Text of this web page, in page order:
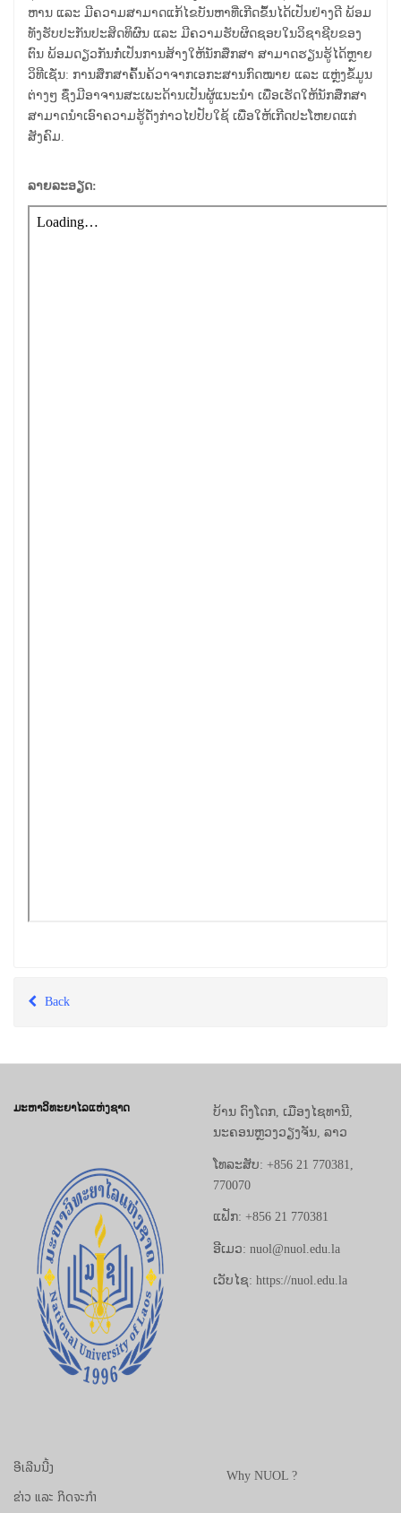
ຫານ ແລະ ມີຄວາມສາມາດແກ້ໄຂບັນຫາທີ່ເກີດຂຶ້ນໄດ້ເປັນຢ່າງດີ ພ້ອມ
ທັງຮັບປະກັນປະສິດທິຜົນ ແລະ ມີຄວາມຮັບຜິດຊອບໃນວິຊາຊີບຂອງ
ຕົນ ພ້ອມດຽວກັນກໍ່ເປັນການສ້າງໃຫ້ນັກສຶກສາ ສາມາດຮຽນຮູ້ໄດ້ຫຼາຍ
ວິທີເຊັ່ນ: ການສຶກສາຄົ້ນຄ້ວາຈາກເອກະສານກົດໝາຍ ແລະ ແຫຼ່ງຂໍ້ມູນ
ຕ່າງໆ ຊຶ່ງມີອາຈານສະເພະດ້ານເປັນຜູ້ແນະນຳ ເພື່ອເຮັດໃຫ້ນັກສຶກສາ
ສາມາດນຳເອົາຄວາມຮູ້ດັ່ງກ່າວໄປປັບໃຊ້ ເພື່ອໃຫ້ເກີດປະໂຫຍດແກ່
ສັງຄົມ.
ລາຍລະອຽດ:
Back
ມະຫາວິທະຍາໄລແຫ່ງຊາດ
ບ້ານ ດົງໂດກ, ເມືອງໄຊທານີ,
ນະຄອນຫຼວງວຽງຈັນ, ລາວ
ໂທລະສັບ: +856 21 770381,
770070
ແຟັກ: +856 21 770381
ອີເມວ: nuol@nuol.edu.la
ເວັບໄຊ: https://nuol.edu.la
ອີເລີນນີ້ງ
ຂ່າວ ແລະ ກິດຈະກຳ
Why NUOL ?